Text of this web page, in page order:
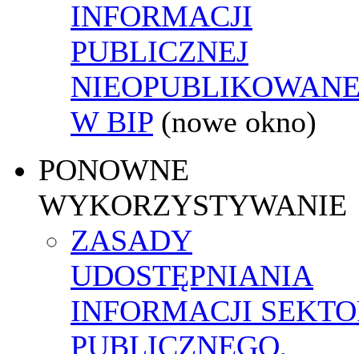
INFORMACJI
PUBLICZNEJ
W BIP (nowe okno)
PONOWNE
WYKORZYSTYWANIE
ZASADY
UDOSTĘPNIANIA
INFORMACJI
PUBLICZNEGO,